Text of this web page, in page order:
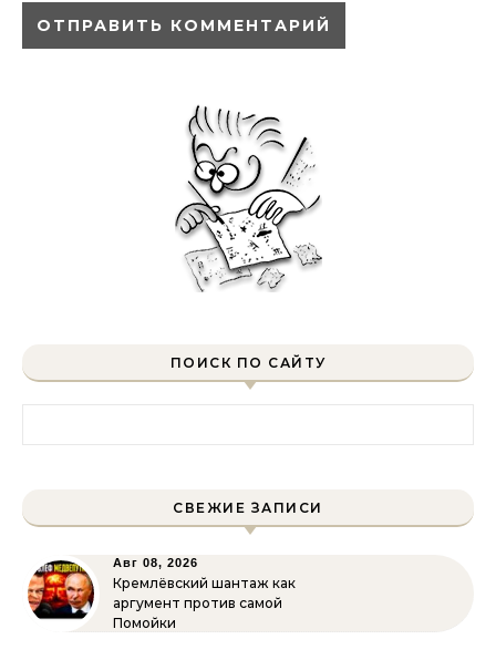
ПОИСК ПО САЙТУ
СВЕЖИЕ ЗАПИСИ
Авг 08, 2026
Кремлёвский шантаж как
аргумент против самой
Помойки